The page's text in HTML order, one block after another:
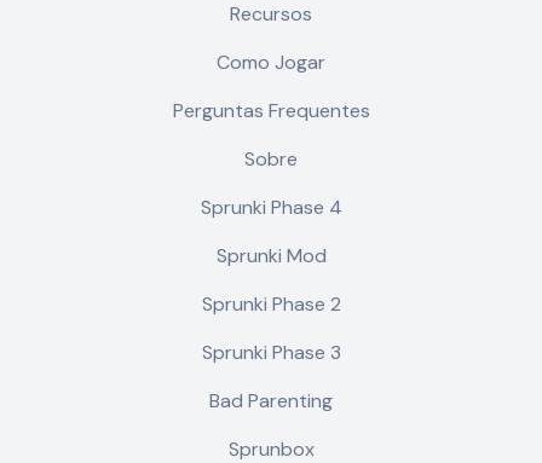
Recursos
Como Jogar
Perguntas Frequentes
Sobre
Sprunki Phase 4
Sprunki Mod
Sprunki Phase 2
Sprunki Phase 3
Bad Parenting
Sprunbox